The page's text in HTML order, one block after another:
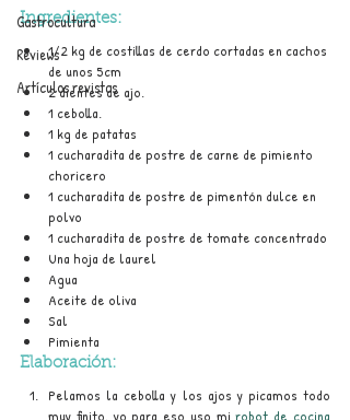
Gastrocultura
Reviews
Artículos revistas
Ingredientes:
1/2 kg de costillas de cerdo cortadas en cachos
de unos 5cm
2 dientes de ajo.
1 cebolla.
1 kg de patatas
1 cucharadita de postre de carne de pimiento
choricero
1 cucharadita de postre de pimentón dulce en
polvo
1 cucharadita de postre de tomate concentrado
Una hoja de laurel
Agua
Aceite de oliva
Sal
Pimienta
Elaboración:
Pelamos la cebolla y los ajos y picamos todo
muy finito, yo para eso uso mi robot de cocina